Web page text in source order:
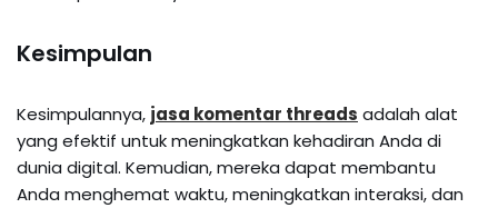
Kesimpulan
Kesimpulannya, jasa komentar threads adalah alat
yang efektif untuk meningkatkan kehadiran Anda di
dunia digital. Kemudian, mereka dapat membantu
Anda menghemat waktu, meningkatkan interaksi, dan